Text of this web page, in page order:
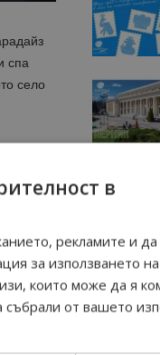
спа
село
им:
в
рекламите и да
за използването
които може да я
от вашето